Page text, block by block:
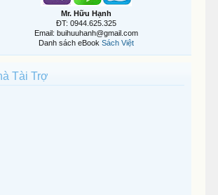
Mr. Hữu Hạnh
ĐT: 0944.625.325
Email: buihuuhanh@gmail.com
Danh sách eBook Sách Việt
Tài Trợ